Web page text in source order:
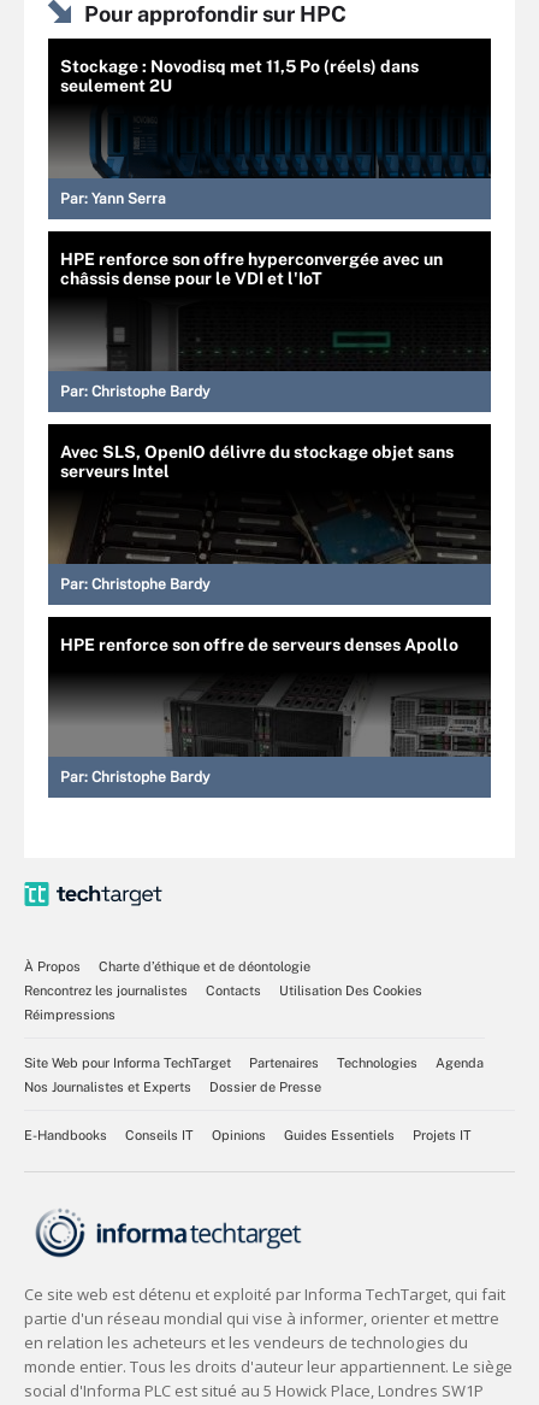
Pour approfondir sur HPC
Stockage : Novodisq met 11,5 Po (réels) dans
seulement 2U
Par: Yann Serra
HPE renforce son offre hyperconvergée avec un
châssis dense pour le VDI et l'IoT
Par: Christophe Bardy
Avec SLS, OpenIO délivre du stockage objet sans
serveurs Intel
Par: Christophe Bardy
HPE renforce son offre de serveurs denses Apollo
Par: Christophe Bardy
À Propos
Charte d’éthique et de déontologie
Rencontrez les journalistes
Contacts
Utilisation Des Cookies
Réimpressions
Site Web pour Informa TechTarget Partenaires Technologies
Agenda
Nos Journalistes et Experts
Dossier de Presse
E-Handbooks Conseils IT Opinions Guides Essentiels Projets IT